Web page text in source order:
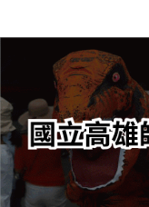
轉
要
內
容